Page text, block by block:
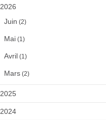
2026
Juin (2)
Mai (1)
Avril (1)
Mars (2)
2025
2024